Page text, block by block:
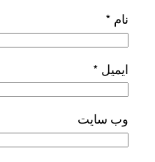
نام *
ایمیل *
وب‌ سایت